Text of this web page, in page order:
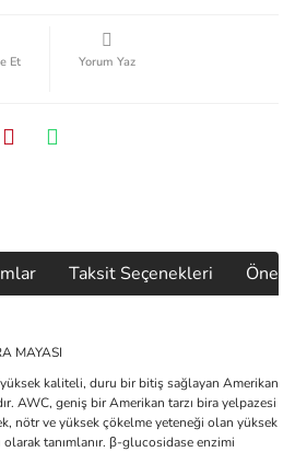
Et Yorum Yaz
Taksit Seçenekleri
MAYASI
kaliteli, duru bir bitiş sağlayan Amerikan
AWC, geniş bir Amerikan tarzı bira yelpazesi
nötr ve yüksek çökelme yeteneği olan yüksek
tanımlanır. β-glucosidase enzimi